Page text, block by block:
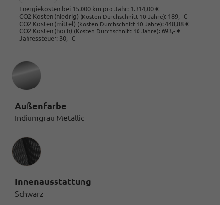
Energiekosten bei 15.000 km pro Jahr: 1.314,00 €
CO2 Kosten (niedrig) (Kosten Durchschnitt 10 Jahre): 189,- €
CO2 Kosten (mittel) (Kosten Durchschnitt 10 Jahre): 448,88 €
CO2 Kosten (hoch) (Kosten Durchschnitt 10 Jahre): 693,- €
Jahressteuer: 30,- €
Außenfarbe
Indiumgrau Metallic
Innenausstattung
Innenausstattung
Schwarz